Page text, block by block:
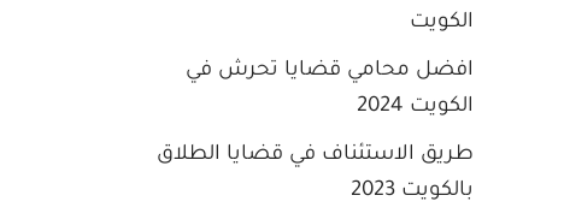
الكويت
افضل محامي قضايا تحرش في
الكويت 2024
طريق الاستئناف في قضايا الطلاق
بالكويت 2023